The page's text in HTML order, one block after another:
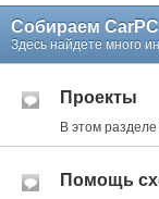
Собираем CarPC
Здесь найдете много
Проекты
В этом
Помощь